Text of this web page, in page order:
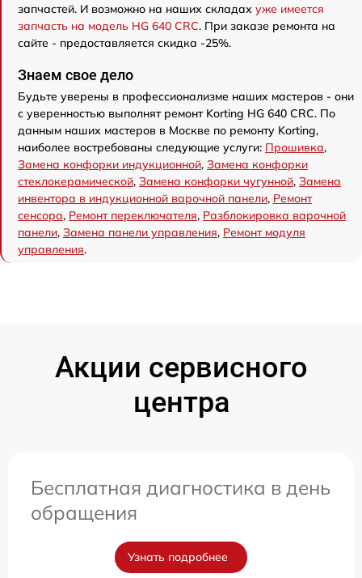
запчастей. И возможно на наших складах уже имеется
запчасть на модель HG 640 CRC. При заказе ремонта на
сайте - предоставляется скидка -25%.
Знаем свое дело
Будьте уверены в профессионализме наших мастеров - они
с уверенностью выполнят ремонт Korting HG 640 CRC. По
данным наших мастеров в Москве по ремонту Korting,
наиболее востребованы следующие услуги: Прошивка,
Замена конфорки индукционной, Замена конфорки
стеклокерамической, Замена конфорки чугунной, Замена
инвентора в индукционной варочной панели, Ремонт
сенсора, Ремонт переключателя, Разблокировка варочной
панели, Замена панели управления, Ремонт модуля
управления.
Акции сервисного
центра
Бесплатная диагностика в день
обращения
Узнать подробнее